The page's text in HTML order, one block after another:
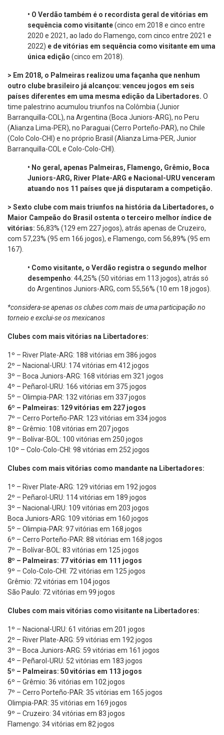
• O Verdão também é o recordista geral de vitórias em
sequência como visitante(cinco em 2018 e cinco entre
2020 e 2021, ao lado do Flamengo, com cinco entre 2021 e
2022) e de vitórias em sequência como visitante em uma
única edição (cinco em 2018).
> Em 2018, o Palmeiras realizou uma façanha que nenhum
outro clube brasileiro já alcançou: venceu jogos em seis
países diferentes em uma mesma edição da Libertadores. O
time palestrino acumulou triunfos na Colômbia (Junior
Barranquilla-COL), na Argentina (Boca Juniors-ARG), no Peru
(Alianza Lima-PER), no Paraguai (Cerro Porteño-PAR), no Chile
(Colo Colo-CHI) e no próprio Brasil (Alianza Lima-PER, Junior
Barranquilla-COL e Colo-Colo-CHI).
• No geral, apenas Palmeiras, Flamengo, Grêmio, Boca
Juniors-ARG, River Plate-ARG e Nacional-URU venceram
atuando nos 11 países que já disputaram a competição.
> Sexto clube com mais triunfos na história da Libertadores, o
Maior Campeão do Brasil ostenta o terceiro melhor índice de
vitórias: 56,83% (129 em 227 jogos), atrás apenas de Cruzeiro,
com 57,23% (95 em 166 jogos), e Flamengo, com 56,89% (95 em
167).
• Como visitante, o Verdão registra o segundo melhor
desempenho: 44,25% (50 vitórias em 113 jogos), atrás só
do Argentinos Juniors-ARG, com 55,56% (10 em 18 jogos).
*considera-se apenas os clubes com mais de uma participação no
torneio e exclui-se os mexicanos
Clubes com mais vitórias na Libertadores:
1º – River Plate-ARG: 188 vitórias em 386 jogos
2º – Nacional-URU: 174 vitórias em 412 jogos
3º – Boca Juniors-ARG: 168 vitórias em 321 jogos
4º – Peñarol-URU: 166 vitórias em 375 jogos
5º – Olimpia-PAR: 132 vitórias em 337 jogos
6º – Palmeiras: 129 vitórias em 227 jogos
7º – Cerro Porteño-PAR: 123 vitórias em 334 jogos
8º – Grêmio: 108 vitórias em 207 jogos
9º – Bolívar-BOL: 100 vitórias em 250 jogos
10º – Colo-Colo-CHI: 98 vitórias em 252 jogos
Clubes com mais vitórias como mandante na Libertadores:
1º – River Plate-ARG: 129 vitórias em 192 jogos
2º – Peñarol-URU: 114 vitórias em 189 jogos
3º – Nacional-URU: 109 vitórias em 203 jogos
Boca Juniors-ARG: 109 vitórias em 160 jogos
5º – Olimpia-PAR: 97 vitórias em 168 jogos
6º – Cerro Porteño-PAR: 88 vitórias em 168 jogos
7º – Bolívar-BOL: 83 vitórias em 125 jogos
8º – Palmeiras: 77 vitórias em 111 jogos
9º – Colo-Colo-CHI: 72 vitórias em 125 jogos
Grêmio: 72 vitórias em 104 jogos
São Paulo: 72 vitórias em 99 jogos
Clubes com mais vitórias como visitante na Libertadores:
1º – Nacional-URU: 61 vitórias em 201 jogos
2º – River Plate-ARG: 59 vitórias em 192 jogos
3º – Boca Juniors-ARG: 59 vitórias em 161 jogos
4º – Peñarol-URU: 52 vitórias em 183 jogos
5º – Palmeiras: 50 vitórias em 113 jogos
6º – Grêmio: 36 vitórias em 102 jogos
7º – Cerro Porteño-PAR: 35 vitórias em 165 jogos
Olimpia-PAR: 35 vitórias em 169 jogos
9º – Cruzeiro: 34 vitórias em 83 jogos
Flamengo: 34 vitórias em 82 jogos